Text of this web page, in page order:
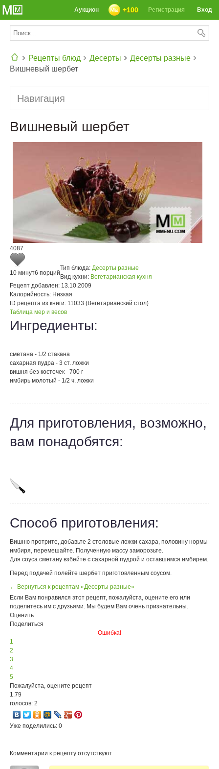
Вход
Регистрация
+100
Аукцион
Рецепты блюд Десерты
Десерты разные
Вишневый шербет
Навигация
Вишневый шербет
4087
10 минут6 порций
Тип блюда: Десерты разные
Вид кухни: Вегетарианская кухня
Рецепт добавлен: 13.10.2009
Калорийность: Низкая
ID рецепта из книги: 11033 (Вегетарианский стол)
Таблица мер и весов
Ингредиенты:
сметана - 1/2 стакана
сахарная пудра - 3 ст. ложки
вишня без косточек - 700 г
имбирь молотый - 1/2 ч. ложки
Для приготовления, возможно,
вам понадобятся:
Способ приготовления:
Вишню протрите, добавьте 2 столовые ложки сахара, половину нормы
имбиря, перемешайте. Полученную массу заморозьте.
Для соуса сметану взбейте с сахарной пудрой и оставшимся имбирем.
Перед подачей полейте шербет приготовленным соусом.
← Вернуться к рецептам «Десерты разные»
Если Вам понравился этот рецепт, пожалуйста, оцените его или
поделитесь им с друзьями. Мы будем Вам очень признательны.
Оценить
Поделиться
Ошибка!
1
2
3
4
5
Пожалуйста, оцените рецепт
1.79
голосов: 2
Уже поделились: 0
Комментарии к рецепту отсутствуют